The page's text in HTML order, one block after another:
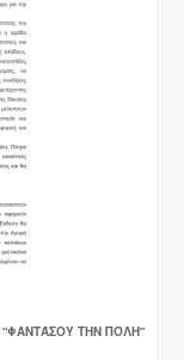
“ΦΑΝΤΆΣΟΥ ΤΗΝ ΠΌΛΗ”